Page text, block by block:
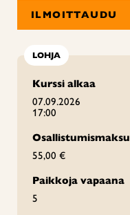
ILMOITTAUDU
LOHJA
Kurssi alkaa
07.09.2026
17:00
Osallistumismaksu
55,00 €
Paikkoja vapaana
5